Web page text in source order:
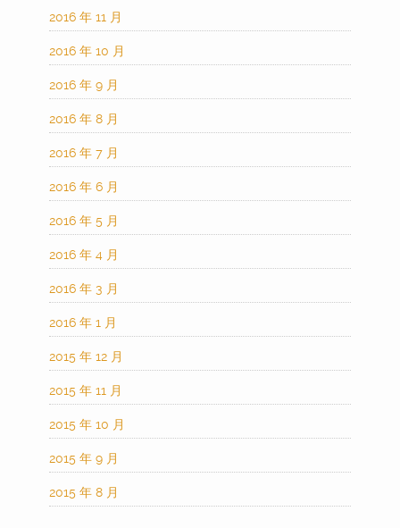
2016 年 11 月
2016 年 10 月
2016 年 9 月
2016 年 8 月
2016 年 7 月
2016 年 6 月
2016 年 5 月
2016 年 4 月
2016 年 3 月
2016 年 1 月
2015 年 12 月
2015 年 11 月
2015 年 10 月
2015 年 9 月
2015 年 8 月